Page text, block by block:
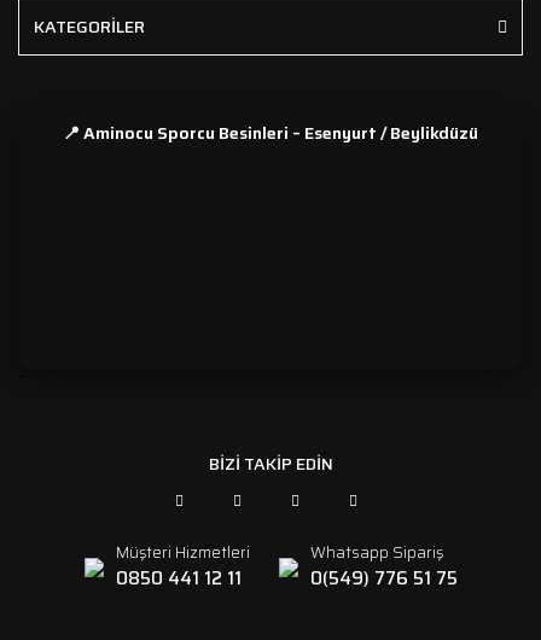
KATEGORİLER
📍 Aminocu Sporcu Besinleri – Esenyurt / Beylikdüzü
BİZİ TAKİP EDİN
Müşteri Hizmetleri
0850 441 12 11
Whatsapp Sipariş
0(549) 776 51 75